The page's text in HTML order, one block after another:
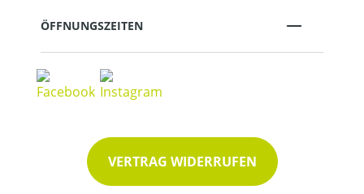
ÖFFNUNGSZEITEN
VERTRAG WIDERRUFEN